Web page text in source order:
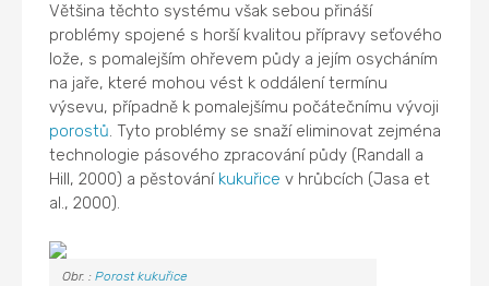
Většina těchto systému však sebou přináší
problémy spojené s horší kvalitou přípravy seťového
lože, s pomalejším ohřevem půdy a jejím osycháním
na jaře, které mohou vést k oddálení termínu
výsevu, případně k pomalejšímu počátečnímu vývoji
porostů. Tyto problémy se snaží eliminovat zejména
technologie pásového zpracování půdy (Randall a
Hill, 2000) a pěstování kukuřice v hrůbcích (Jasa et
al., 2000).
Obr. : Porost kukuřice